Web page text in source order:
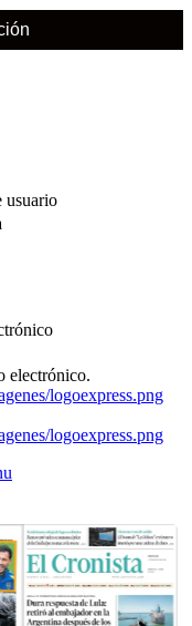
usuario
electrónico.